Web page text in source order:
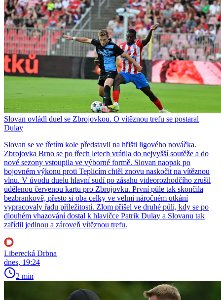
Slovan ovládl duel se Zbrojovkou. O vítěznou trefu se postaral
Dulay
Slovan se ve třetím kole představil na hřišti ligového nováčka.
Zbrojovka Brno se po třech letech vrátila do nejvyšší soutěže a do
nové sezony vstoupila ve výborné formě. Slovan naopak po
bojovném výkonu proti Teplicím chtěl znovu naskočit na vítěznou
vlnu. V úvodu duelu hlavní sudí po zásahu videorozhodčího zrušil
udělenou červenou kartu pro Zbrojovku. První půle tak skončila
bezbrankově, přesto si oba celky ve velmi náročném utkání
vypracovaly řadu příležitostí. Zlom přišel ve druhé půli, kdy se po
dlouhém vhazování dostal k hlavičce Patrik Dulay a Slovanu tak
zařídil jedinou a zároveň vítěznou trefu.
Liberecká Drbna
dnes, 19:24
2 min